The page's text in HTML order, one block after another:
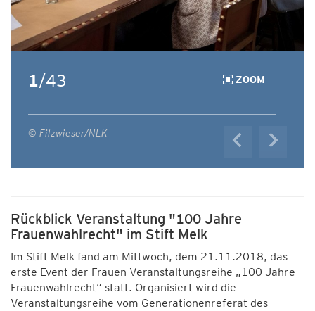
1/43 ZOOM
© Filzwieser/NLK
Rückblick Veranstaltung "100 Jahre
Frauenwahlrecht" im Stift Melk
Im Stift Melk fand am Mittwoch, dem 21.11.2018, das
erste Event der Frauen-Veranstaltungsreihe „100 Jahre
Frauenwahlrecht“ statt. Organisiert wird die
Veranstaltungsreihe vom Generationenreferat des